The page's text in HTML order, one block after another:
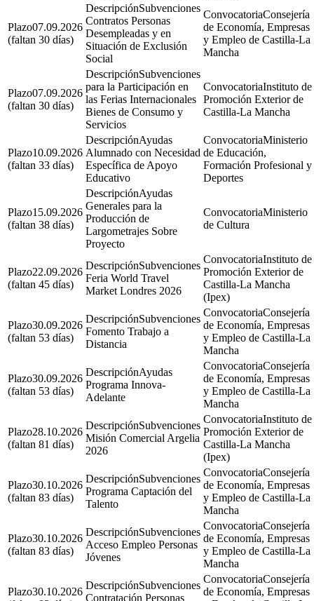
07.09.2026
(faltan 30 días)
Subvenciones
Contratos Personas
Desempleadas y en
Situación de Exclusión
Social
Consejería
de Economía, Empresas
y Empleo de Castilla-La
Mancha
07.09.2026
(faltan 30 días)
Subvenciones
para la Participación en
las Ferias Internacionales
Bienes de Consumo y
Servicios
Instituto de
Promoción Exterior de
Castilla-La Mancha
10.09.2026
(faltan 33 días)
Ayudas
Alumnado con Necesidad
Específica de Apoyo
Educativo
Ministerio
de Educación,
Formación Profesional y
Deportes
15.09.2026
(faltan 38 días)
Ayudas
Generales para la
Producción de
Largometrajes Sobre
Proyecto
Ministerio
de Cultura
22.09.2026
(faltan 45 días)
Subvenciones
Feria World Travel
Market Londres 2026
Instituto de
Promoción Exterior de
Castilla-La Mancha
(Ipex)
30.09.2026
(faltan 53 días)
Subvenciones
Fomento Trabajo a
Distancia
Consejería
de Economía, Empresas
y Empleo de Castilla-La
Mancha
30.09.2026
(faltan 53 días)
Ayudas
Programa Innova-
Adelante
Consejería
de Economía, Empresas
y Empleo de Castilla-La
Mancha
28.10.2026
(faltan 81 días)
Subvenciones
Misión Comercial Argelia
2026
Instituto de
Promoción Exterior de
Castilla-La Mancha
(Ipex)
30.10.2026
(faltan 83 días)
Subvenciones
Programa Captación del
Talento
Consejería
de Economía, Empresas
y Empleo de Castilla-La
Mancha
30.10.2026
(faltan 83 días)
Subvenciones
Acceso Empleo Personas
Jóvenes
Consejería
de Economía, Empresas
y Empleo de Castilla-La
Mancha
30.10.2026
Subvenciones
Contratación Personas
Consejería
de Economía, Empresas